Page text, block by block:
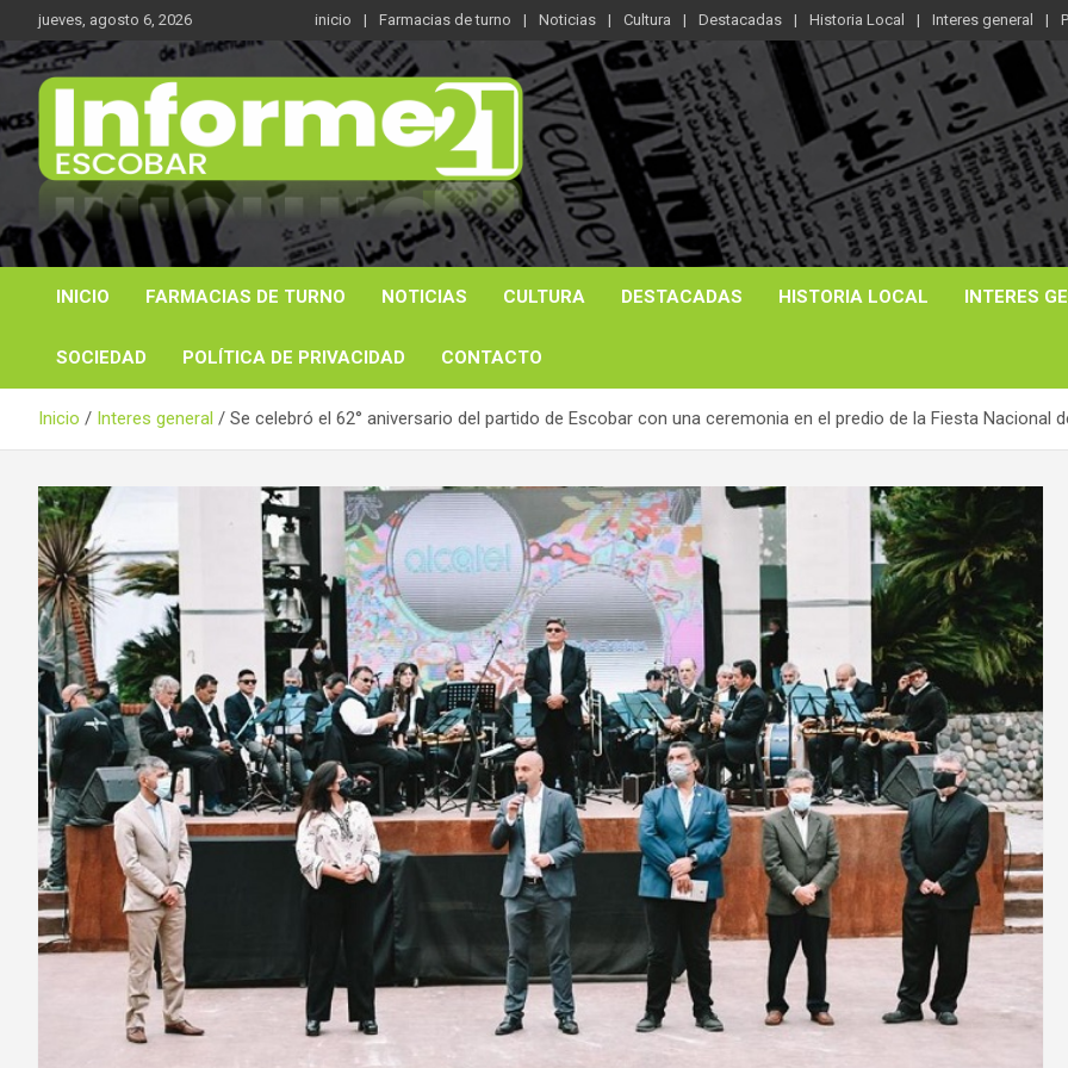
Saltar
al
contenido
jueves, agosto 6, 2026 inicio Farmacias de turno Noticias Cultura Destacadas Historia Local Interes general
Informe 21
Noticas reales
INICIO FARMACIAS DE TURNO NOTICIAS CULTURA DESTACADAS HISTORIA LOCAL INTERES
SOCIEDAD POLÍTICA DE PRIVACIDAD CONTACTO
Inicio Interes general Se celebró el 62° aniversario del partido de Escobar con una ceremonia en el predio de la Fiesta Nacional